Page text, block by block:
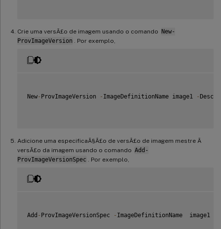
Crie uma versÃ£o de imagem usando o comando New-
ProvImageVersion
. Por exemplo,
New- ProvImageVersion - ImageDefinitionName image1 -
Adicione uma especificaÃ§Ã£o de versÃ£o de imagem mestre Ã
versÃ£o da imagem usando o comando Add-
ProvImageVersionSpec
. Por exemplo,
Add - ProvImageVersionSpec - ImageDefinitionName  image1